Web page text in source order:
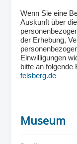
Wenn Sie eine
Auskunft über
der Erhebung,
Einwilligungen
bitte an folgende
felsberg.de
Museum